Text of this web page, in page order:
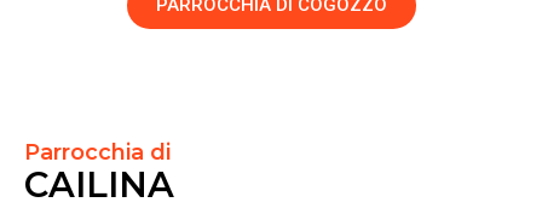
PARROCCHIA DI COGOZZO
Parrocchia di
CAILINA